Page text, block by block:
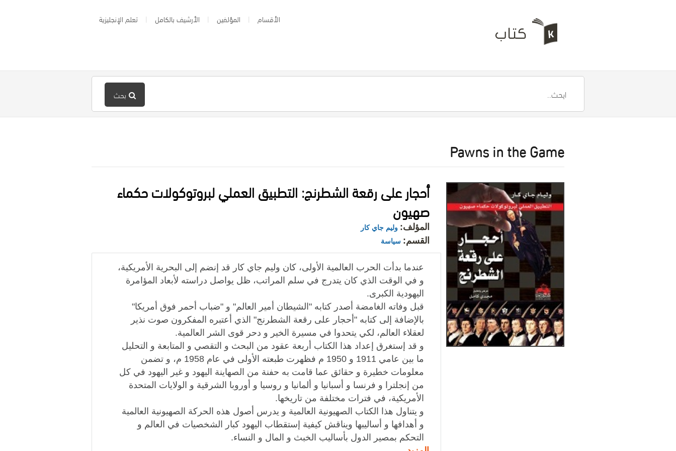
الأقسام المؤلفين الأرشيف بالكامل تعلم الإنجليزية
بحث
Pawns in the Game
أحجار على رقعة الشطرنج: التطبيق العملي لبروتوكولات حكماء
صهيون
المؤلف: وليم جاي كار
القسم: سياسة
عندما بدأت الحرب العالمية الأولى، كان وليم جاي كار قد إنضم إلى البحرية الأمريكية،
و في الوقت الذي كان يتدرج في سلم المراتب، ظل يواصل دراسته لأبعاد المؤامرة
اليهودية الكبرى.
قبل وفاته الغامضة أصدر كتابه "الشيطان أمير العالم" و "ضباب أحمر فوق أمريكا"
بالإضافة إلى كتابه "أحجار على رقعة الشطرنج" الذي أعتبره المفكرون صوت نذير
لعقلاء العالم، لكي يتحدوا في مسيرة الخير و دحر قوى الشر العالمية.
و قد إستغرق إعداد هذا الكتاب أربعة عقود من البحث و التقصي و المتابعة و التحليل
ما بين عامي 1911 و 1950 م فظهرت طبعته الأولى في عام 1958 م، و تضمن
معلومات خطيرة و حقائق عما قامت به حفنة من الصهاينة اليهود و غير اليهود في كل
من إنجلترا و فرنسا و أسبانيا و ألمانيا و روسيا و أوروبا الشرقية و الولايات المتحدة
الأمريكية، في فترات مختلفة من تاريخها.
و يتناول هذا الكتاب الصهيونية العالمية و يدرس أصول هذه الحركة الصهيونية العالمية
و أهدافها و أساليبها ويناقش كيفية إستقطاب اليهود كبار الشخصيات في العالم و
التحكم بمصير الدول بأساليب الخبث و المال و النساء.